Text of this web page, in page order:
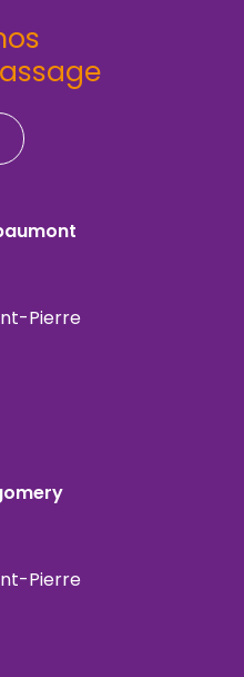
Pierre
Pierre